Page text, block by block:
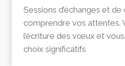
Sessions d’échanges et
comprendre vos attentes.
l’écriture des vœux et
choix significatifs